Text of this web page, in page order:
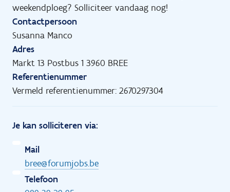
weekendploeg? Solliciteer vandaag nog!
Contactpersoon
Susanna Manco
Adres
Markt 13 Postbus 1 3960 BREE
Referentienummer
Vermeld referentienummer: 2670297304
Je kan solliciteren via:
Mail
bree@forumjobs.be
Telefoon